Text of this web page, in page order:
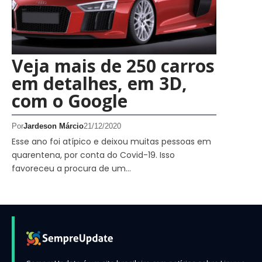
Veja mais de 250 carros
em detalhes, em 3D,
com o Google
PorJardeson Márcio21/12/2020
Esse ano foi atípico e deixou muitas pessoas em
quarentena, por conta do Covid-19. Isso
favoreceu a procura de um…